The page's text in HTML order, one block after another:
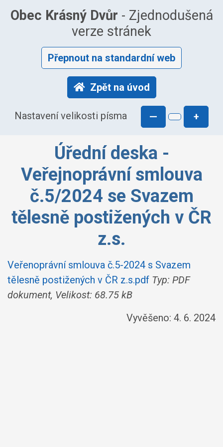
Obec Krásný Dvůr - Zjednodušená
verze stránek
Přepnout na standardní web
Zpět na úvod
Nastavení velikosti písma — +
Úřední deska -
Veřejnoprávní smlouva
č.5/2024 se Svazem
tělesně postižených v ČR
z.s.
Veřenoprávní smlouva č.5-2024 s Svazem
tělesně postižených v ČR z.s.pdf Typ: PDF
dokument, Velikost: 68.75 kB
Vyvěšeno: 4. 6. 2024